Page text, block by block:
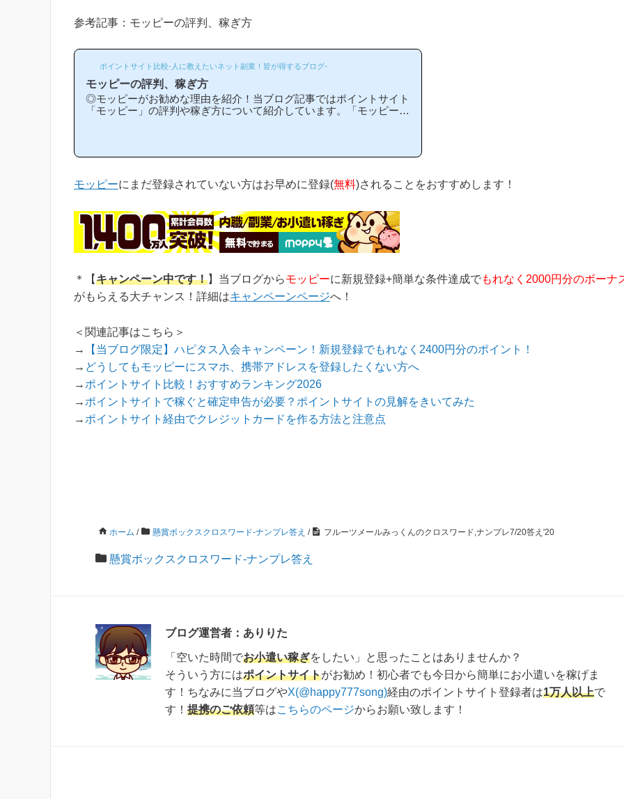
参考記事：モッピーの評判、稼ぎ方
ポイントサイト比較-人に教えたいネット副業！皆が得するブログ-
モッピーの評判、稼ぎ方
◎モッピーがお勧めな理由を紹介！当ブログ記事ではポイントサイト
「モッピー」の評判や稼ぎ方について紹介しています。「モッピーは
ており、おかげ様で当ブログからモッピー等のポイントサイトに新規
稼ぎやすく、当ブログでもおすすめ第1位のポイントサイトです！当
ペ...
モッピーにまだ登録されていない方はお早めに登録(無料)されることをおすすめします！
＊【キャンペーン中です！】当ブログからモッピーに新規登録+簡単な条件達成でもれなく2000円分のボーナ
がもらえる大チャンス！詳細はキャンペーンページへ！
＜関連記事はこちら＞
→
【当ブログ限定】ハピタス入会キャンペーン！新規登録でもれなく2400円分のポイント！
→ どうしてもモッピーにスマホ、携帯アドレスを登録したくない方へ
→ ポイントサイト比較！おすすめランキング2026
→ ポイントサイトで稼ぐと確定申告が必要？ポイントサイトの見解をきいてみた
→ ポイントサイト経由でクレジットカードを作る方法と注意点
ホーム / 懸賞ボックスクロスワード-ナンプレ答え / フルーツメールみっくんのクロスワード,ナンプレ7/20答え'20
懸賞ボックスクロスワード-ナンプレ答え
ブログ運営者：ありりた
「空いた時間でお小遣い稼ぎをしたい」と思ったことはありませんか？
そういう方にはポイントサイトがお勧め！初心者でも今日から簡単にお小遣いを稼げま
す！ちなみに当ブログやX(@happy777song)経由のポイントサイト登録者は1万人以上で
す！ 提携のご依頼等はこちらのページからお願い致します！